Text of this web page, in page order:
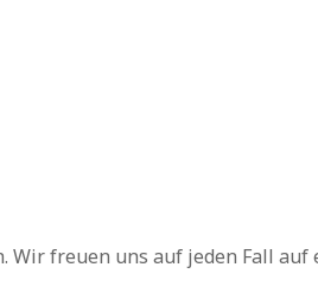
Wir freuen uns auf jeden Fall auf